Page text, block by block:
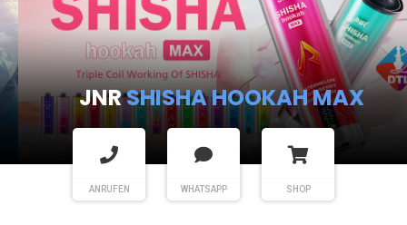
JNRSHISHA HOOKAH MAX
ANRUFEN WHATSAPP SHOP